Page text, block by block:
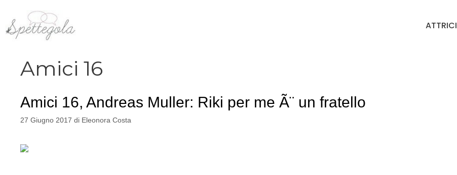
contenuto
ATTRICI
Amici 16
Amici 16, Andreas Muller: Riki per me Ã¨ un fratello
27 Giugno 2017 di Eleonora Costa